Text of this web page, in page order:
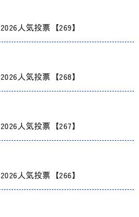
人気投票【269】
人気投票【268】
人気投票【267】
人気投票【266】